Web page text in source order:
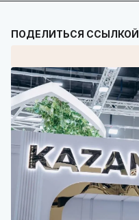
ПОДЕЛИТЬСЯ ССЫЛКОЙ